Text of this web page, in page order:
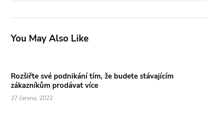
You May Also Like
Rozšiřte své podnikání tím, že budete stávajícím
zákazníkům prodávat více
27 června, 2022